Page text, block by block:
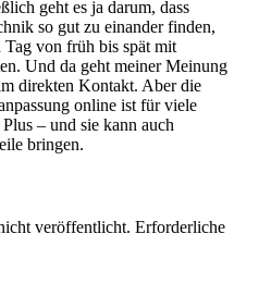
geht es ja darum, dass
so gut zu einander finden,
Tag von früh bis spät mit
Und da geht meiner Meinung
direkten Kontakt. Aber die
online ist für viele
– und sie kann auch
bringen.
veröffentlicht. Erforderliche